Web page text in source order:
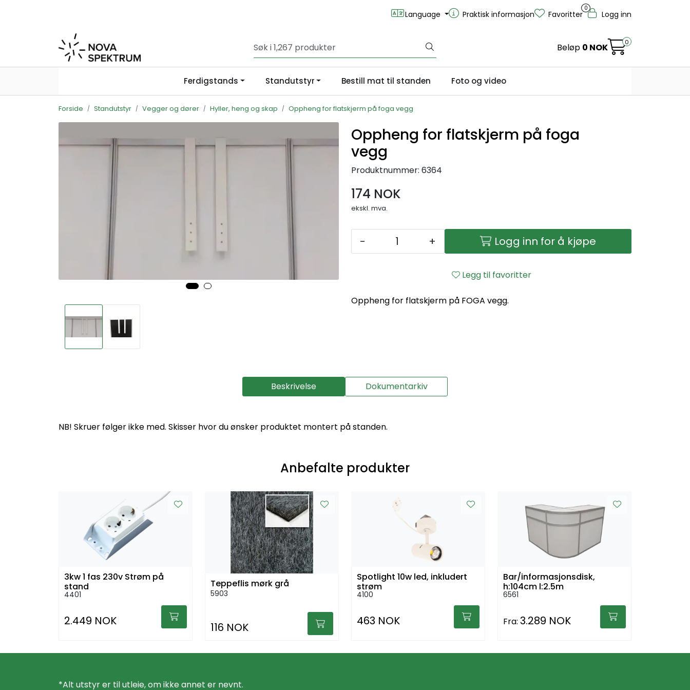
Language Praktisk informasjon
0
Favoritter Logg inn
Beløp 0 NOK 0
Ferdigstands Standutstyr Bestill mat til standen Foto og video
Forside Standutstyr Vegger og dører Hyller, heng og skap Oppheng for flatskjerm på foga vegg
Oppheng for flatskjerm på foga
vegg
Produktnummer: 6364
174 NOK
ekskl. mva.
- + Logg inn for å kjøpe
Legg til favoritter
Oppheng for flatskjerm på FOGA vegg.
Beskrivelse Dokumentarkiv
NB! Skruer følger ikke med. Skisser hvor du ønsker produktet montert på standen.
Anbefalte produkter
3kw 1 fas 230v Strøm på
stand
4401
2.449 NOK
Teppeflis mørk grå
5903
116 NOK
Spotlight 10w led, inkludert
strøm
4100
463 NOK
Bar/informasjonsdisk,
h:104cm l:2,5m
6561
Fra: 3.289 NOK
*Alt utstyr er til utleie, om ikke annet er nevnt.